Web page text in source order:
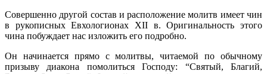
Совершенно другой состав и расположение молитв имеет чин
в рукописных Евхологионах XII в. Оригинальность этого
чина побуждает нас изложить его подробно.
Он начинается прямо с молитвы, читаемой по обычному
призыву диакона помолиться Господу: “Святый, Благий,